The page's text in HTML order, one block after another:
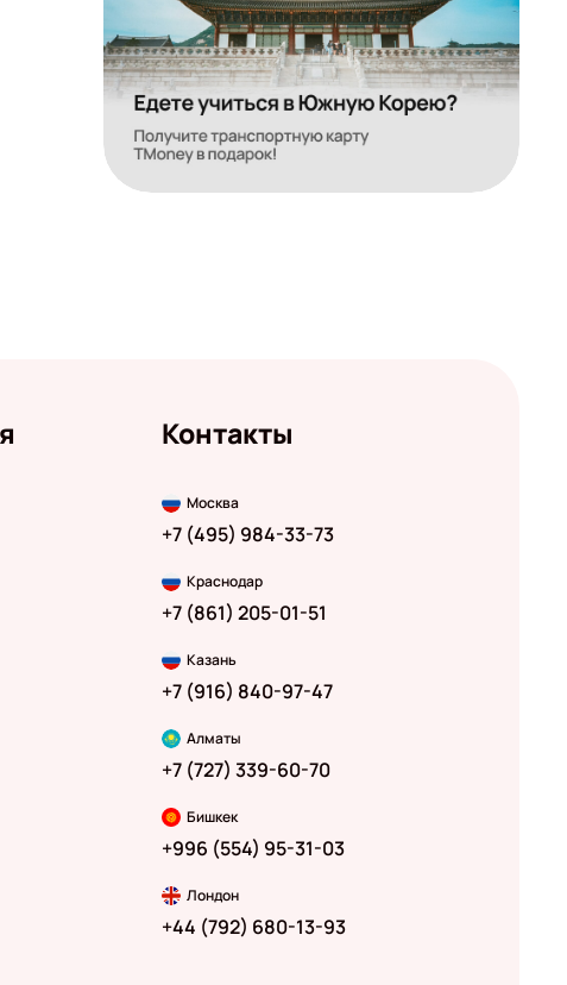
Контакты
Москва
+7 (495) 984-33-73
Краснодар
+7 (861) 205-01-51
Казань
+7 (916) 840-97-47
Алматы
+7 (727) 339-60-70
Бишкек
+996 (554) 95-31-03
Лондон
+44 (792) 680-13-93